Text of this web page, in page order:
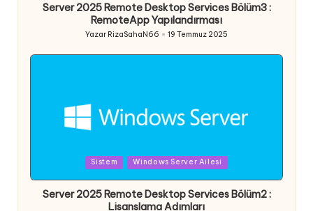
Server 2025 Remote Desktop Services Bölüm3 :
RemoteApp Yapılandırması
Posted
by
Yazar RizaSahaN66 19 Temmuz 2025
Sistem Windows Server Ailesi
Server 2025 Remote Desktop Services Bölüm2 :
Lisanslama Adımları